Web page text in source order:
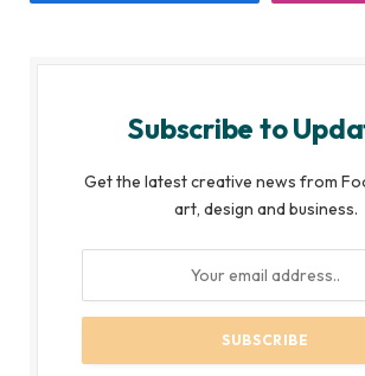
Subscribe to
Get the latest creative news from
art, design and business.